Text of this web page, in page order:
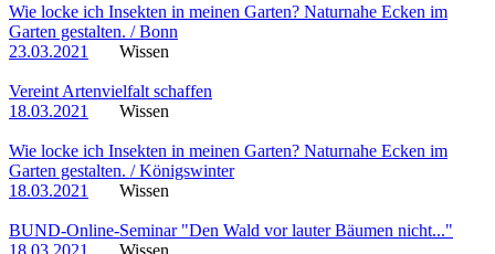
Wie locke ich Insekten in meinen Garten? Naturnahe Ecken im
Garten gestalten. / Bonn
23.03.2021
Wissen
Vereint Artenvielfalt schaffen
18.03.2021
Wissen
Wie locke ich Insekten in meinen Garten? Naturnahe Ecken im
Garten gestalten. / Königswinter
18.03.2021
Wissen
BUND-Online-Seminar "Den Wald vor lauter Bäumen nicht..."
18.03.2021
Wissen